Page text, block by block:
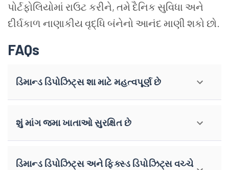
પોર્ટફોલિયોમાં રાઉટ કરીને, તમે દૈનિક સુવિધા અને
દીર્ઘકાળ નાણાકીય વૃદ્ધિ બંનેનો આનંદ માણી શકો છો.
FAQs
ડિમાન્ડ ડિપોઝિટ્સ શા માટે મહત્વપૂર્ણ છે
શું માંગ જમા ખાતાઓ સુરક્ષિત છે
ડિમાન્ડ ડિપોઝિટ્સ અને ફિક્સ્ડ ડિપોઝિટ્સ વચ્ચે